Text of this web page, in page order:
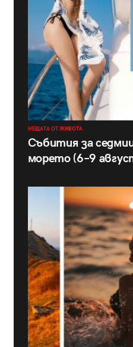
НЕЩАТА ОТ ЖИВОТА
Събития за
морето (6–9